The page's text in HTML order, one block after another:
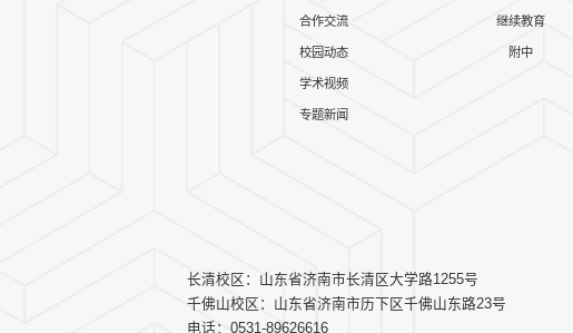
合作交流
校园动态
学术视频
专题新闻
继续教育
附中
长清校区：山东省济南市长清区大学路1255号
千佛山校区：山东省济南市历下区千佛山东路23号
电话：0531-89626616